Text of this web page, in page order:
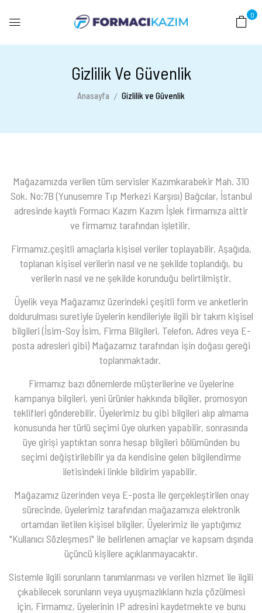
0
Gizlilik Ve Güvenlik
Anasayfa Gizlilik ve Güvenlik
Mağazamızda verilen tüm servisler Kazımkarabekir Mah. 310
Sok. No:7B (Yunusemre Tıp Merkezi Karşısı) Bağcılar, İstanbul
adresinde kayıtlı Formacı Kazım Kazım İşlek firmamıza aittir
ve firmamız tarafından işletilir.
Firmamız,çeşitli amaçlarla kişisel veriler toplayabilir. Aşağıda,
toplanan kişisel verilerin nasıl ve ne şekilde toplandığı, bu
verilerin nasıl ve ne şekilde korunduğu belirtilmiştir.
Üyelik veya Mağazamız üzerindeki çeşitli form ve anketlerin
doldurulması suretiyle üyelerin kendileriyle ilgili bir takım kişisel
bilgileri (İsim-Soy İsim, Firma Bilgileri, Telefon, Adres veya E-
posta adresleri gibi) Mağazamız tarafından işin doğası gereği
toplanmaktadır.
Firmamız bazı dönemlerde müşterilerine ve üyelerine
kampanya bilgileri, yeni ürünler hakkında bilgiler, promosyon
teklifleri gönderebilir. Üyelerimiz bu gibi bilgileri alıp almama
konusunda her türlü seçimi üye olurken yapabilir, sonrasında
üye girişi yaptıktan sonra hesap bilgileri bölümünden bu
seçimi değiştirilebilir ya da kendisine gelen bilgilendirme
iletisindeki linkle bildirim yapabilir.
Mağazamız üzerinden veya E-posta ile gerçekleştirilen onay
sürecinde, üyelerimiz tarafından mağazamıza elektronik
ortamdan iletilen kişisel bilgiler, Üyelerimiz ile yaptığımız
"Kullanıcı Sözleşmesi" ile belirlenen amaçlar ve kapsam dışında
üçüncü kişilere açıklanmayacaktır.
Sistemle ilgili sorunların tanımlanması ve verilen hizmet ile ilgili
çıkabilecek sorunların veya uyuşmazlıkların hızla çözülmesi
için, Firmamız, üyelerinin IP adresini kaydetmekte ve bunu